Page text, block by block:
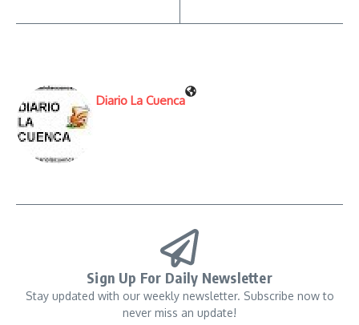
Diario La Cuenca
Sign Up For Daily Newsletter
Stay updated with our weekly newsletter. Subscribe now to
never miss an update!